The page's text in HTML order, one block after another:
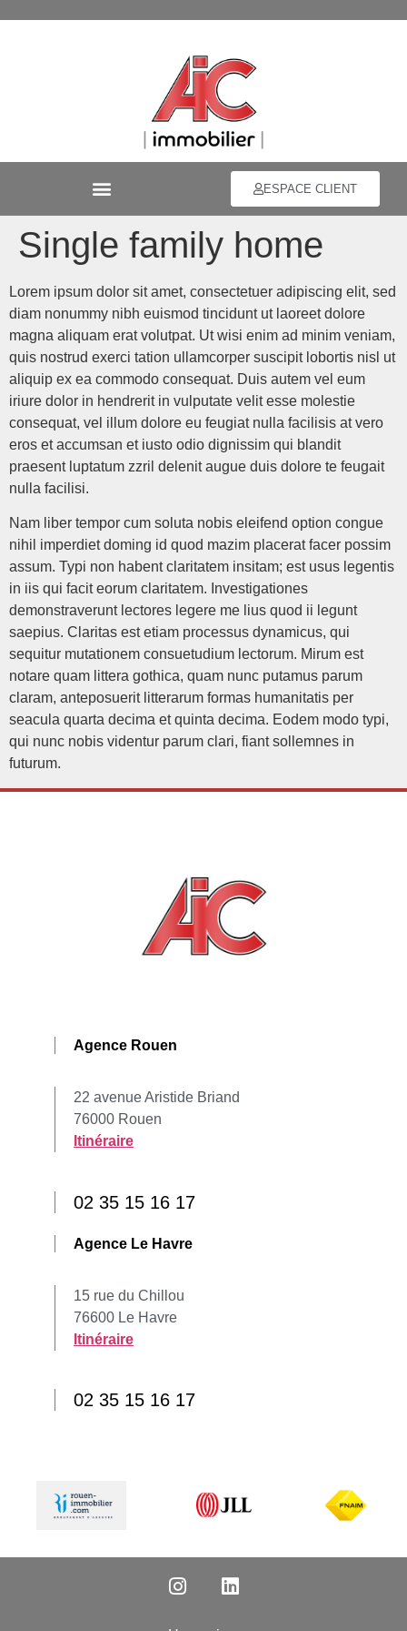
ESPACE CLIENT
Single family home
Lorem ipsum dolor sit amet, consectetuer adipiscing elit, sed
diam nonummy nibh euismod tincidunt ut laoreet dolore
magna aliquam erat volutpat. Ut wisi enim ad minim veniam,
quis nostrud exerci tation ullamcorper suscipit lobortis nisl ut
aliquip ex ea commodo consequat. Duis autem vel eum
iriure dolor in hendrerit in vulputate velit esse molestie
consequat, vel illum dolore eu feugiat nulla facilisis at vero
eros et accumsan et iusto odio dignissim qui blandit
praesent luptatum zzril delenit augue duis dolore te feugait
nulla facilisi.
Nam liber tempor cum soluta nobis eleifend option congue
nihil imperdiet doming id quod mazim placerat facer possim
assum. Typi non habent claritatem insitam; est usus legentis
in iis qui facit eorum claritatem. Investigationes
demonstraverunt lectores legere me lius quod ii legunt
saepius. Claritas est etiam processus dynamicus, qui
sequitur mutationem consuetudium lectorum. Mirum est
notare quam littera gothica, quam nunc putamus parum
claram, anteposuerit litterarum formas humanitatis per
seacula quarta decima et quinta decima. Eodem modo typi,
qui nunc nobis videntur parum clari, fiant sollemnes in
futurum.
Agence Rouen
22 avenue Aristide Briand
76000 Rouen
Itinéraire
02 35 15 16 17
Agence Le Havre
15 rue du Chillou
76600 Le Havre
Itinéraire
02 35 15 16 17